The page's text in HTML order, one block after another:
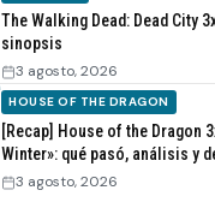
The Walking Dead: Dead City
sinopsis
3 agosto, 2026
HOUSE OF THE DRAGON
[Recap] House of the Dragon
Winter»: qué pasó, análisis y
3 agosto, 2026